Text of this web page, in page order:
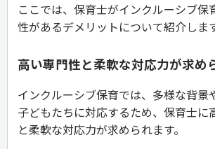
ここでは、保育士がインクルーシブ保
性があるデメリットについて紹介します
高い専門性と柔軟な対応力が求め
インクルーシブ保育では、多様な背景
子どもたちに対応するため、保育士に
と柔軟な対応力が求められます。